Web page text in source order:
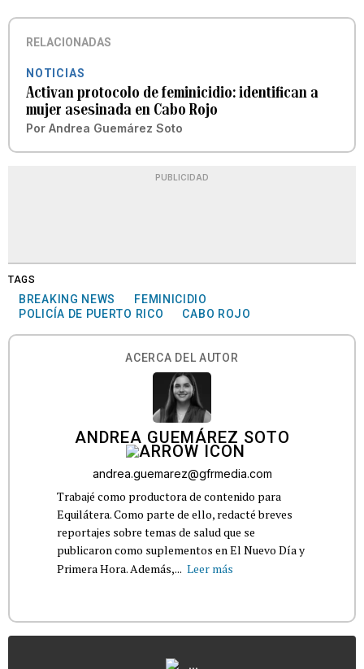
RELACIONADAS
NOTICIAS
Activan protocolo de feminicidio: identifican a
mujer asesinada en Cabo Rojo
Por Andrea Guemárez Soto
PUBLICIDAD
TAGS
BREAKING NEWS
FEMINICIDIO
POLICÍA DE PUERTO RICO
CABO ROJO
ACERCA DEL AUTOR
ANDREA GUEMÁREZ SOTO
andrea.guemarez@gfrmedia.com
Trabajé como productora de contenido para
Equilátera. Como parte de ello, redacté breves
reportajes sobre temas de salud que se
publicaron como suplementos en El Nuevo Día y
Primera Hora. Además,... Leer más
...